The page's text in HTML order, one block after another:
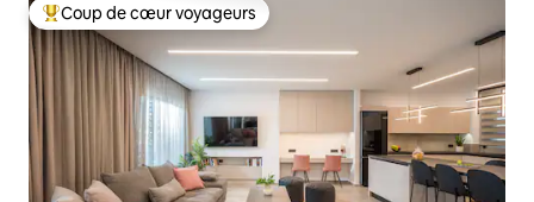
Coups de cœur voyageurs les plus appréciés
Coup de cœur voyageurs